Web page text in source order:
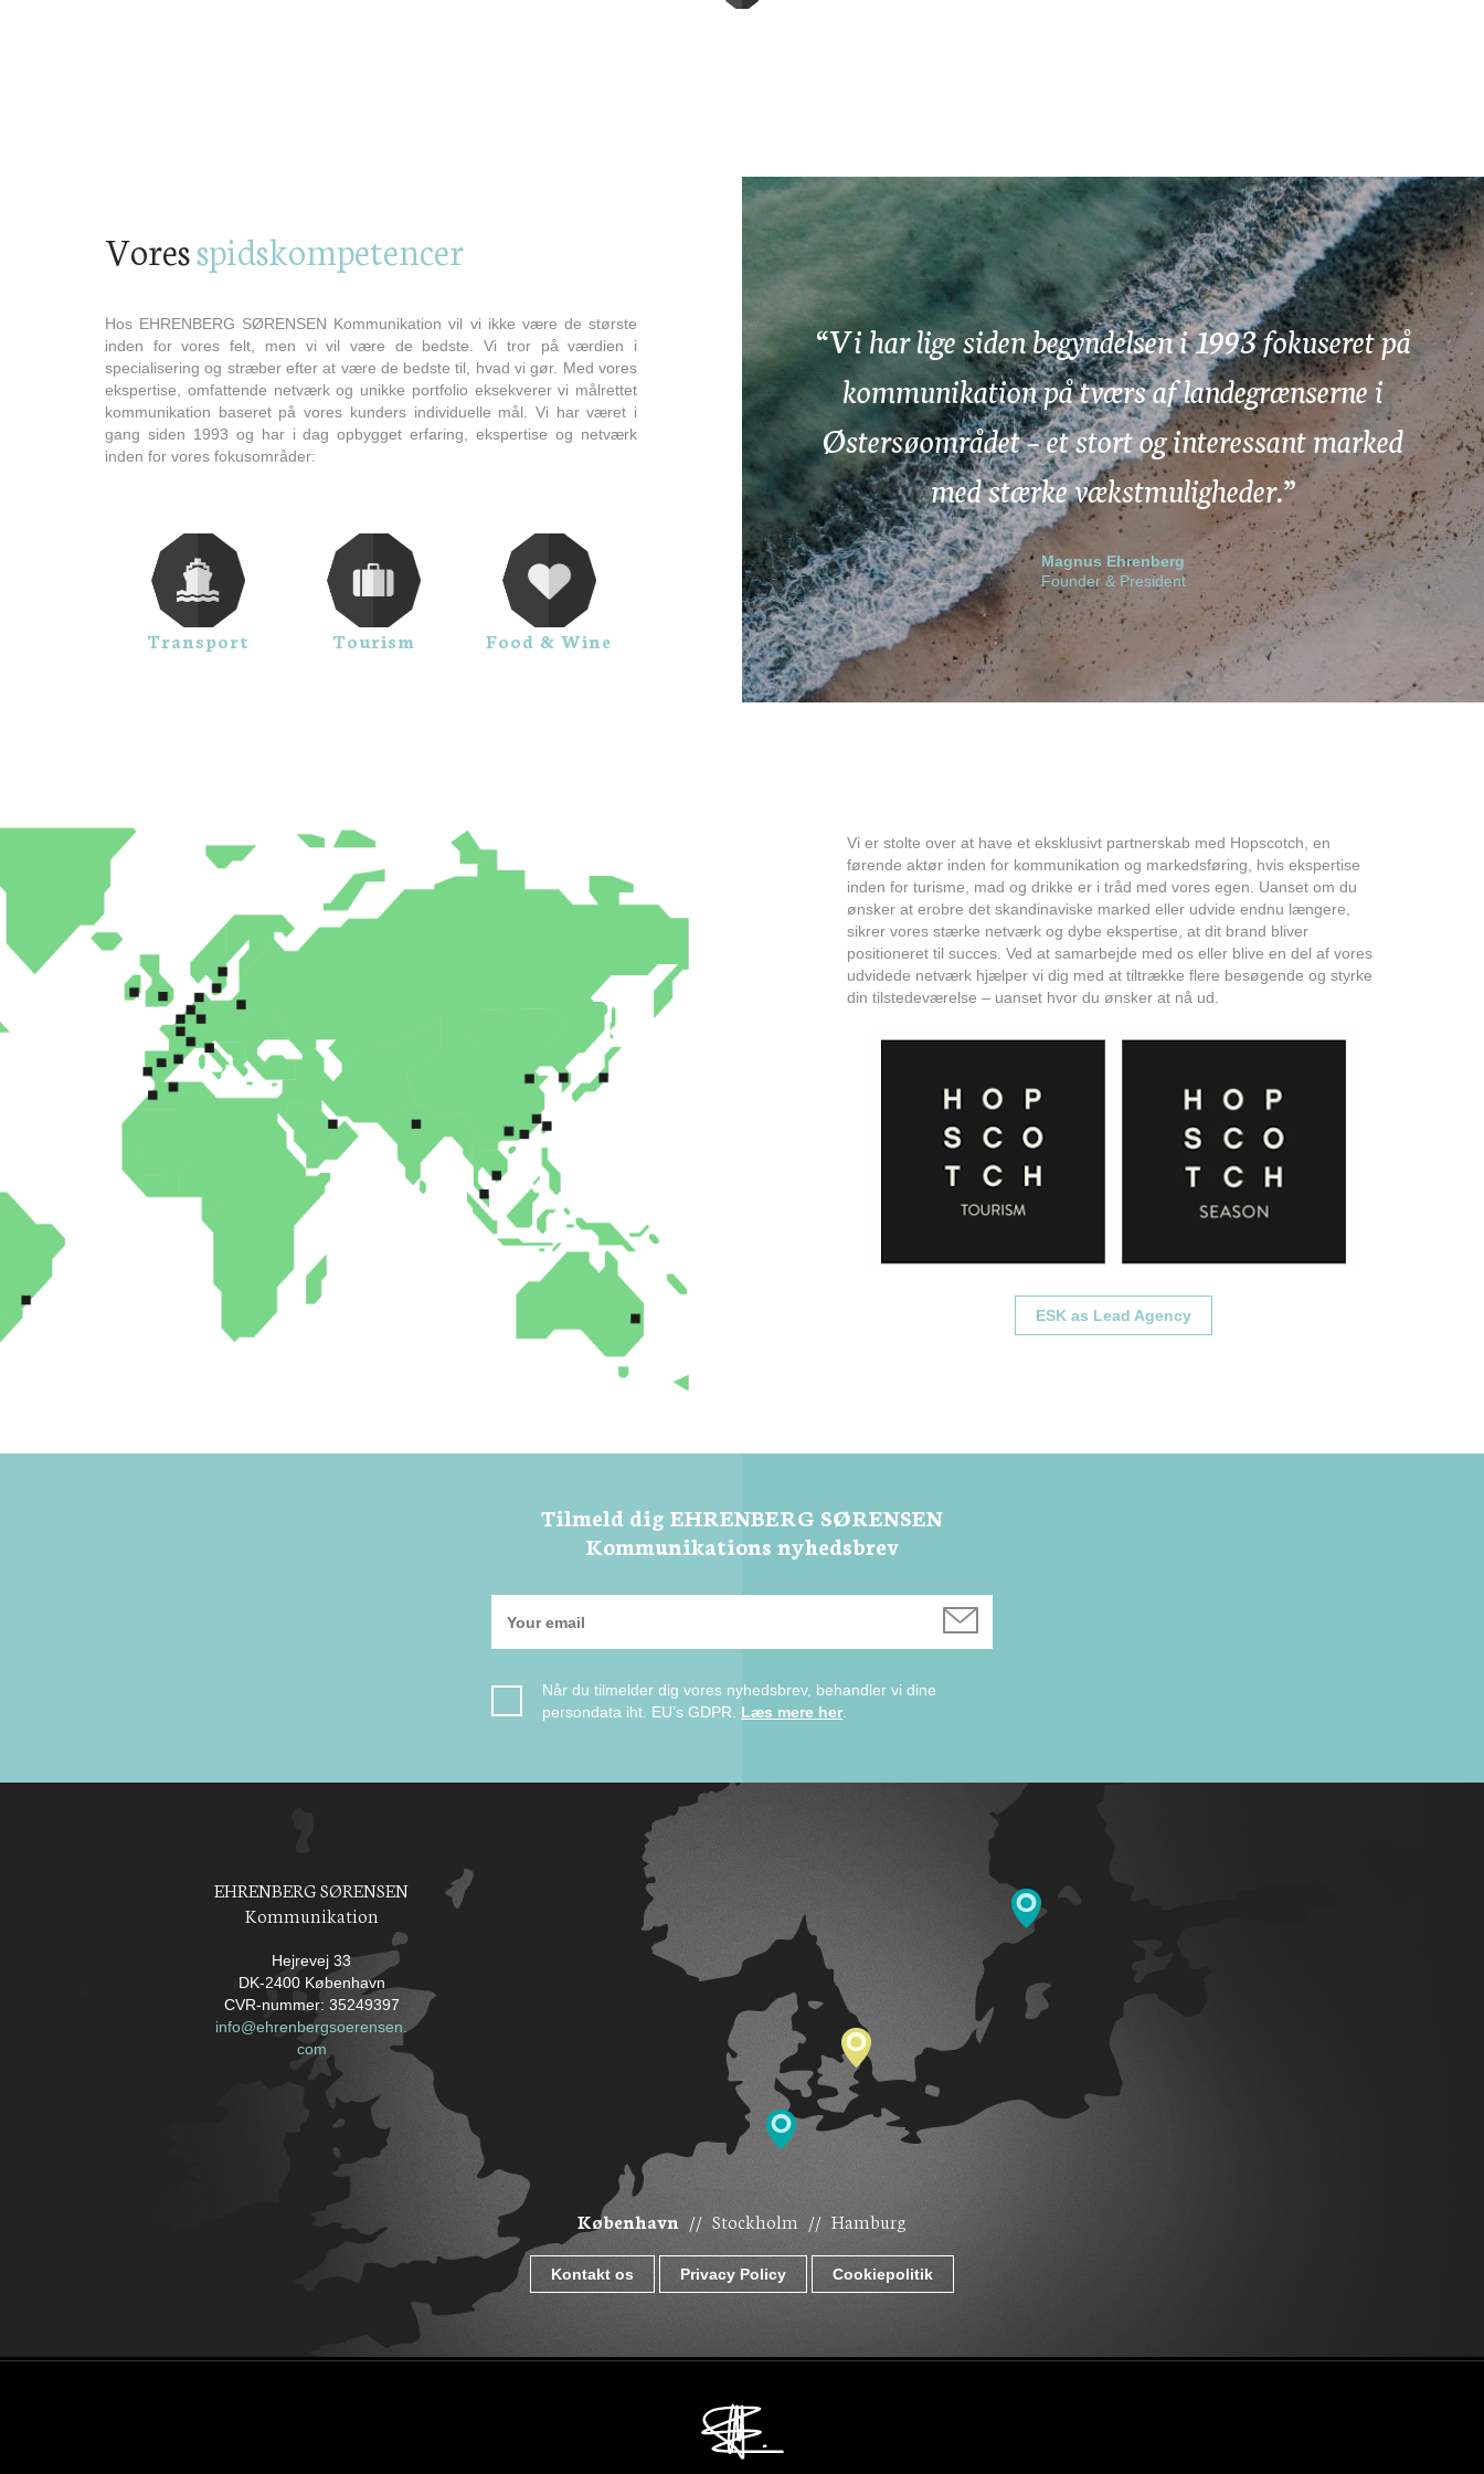
Voresspidskompetencer
Hos EHRENBERG SØRENSEN Kommunikation vil vi ikke være de største
inden for vores felt, men vi vil være de bedste. Vi tror på værdien i
specialisering og stræber efter at være de bedste til, hvad vi gør. Med vores
ekspertise, omfattende netværk og unikke portfolio eksekverer vi målrettet
kommunikation baseret på vores kunders individuelle mål. Vi har været i
gang siden 1993 og har i dag opbygget erfaring, ekspertise og netværk
inden for vores fokusområder:
Transport Tourism Food & Wine
“Vi har lige siden begyndelsen i 1993 fokuseret på
kommunikation på tværs af landegrænserne i
Østersøområdet – et stort og interessant marked
med stærke vækstmuligheder.”
Magnus Ehrenberg
Founder & President
Vi er stolte over at have et eksklusivt partnerskab med Hopscotch, en
førende aktør inden for kommunikation og markedsføring, hvis ekspertise
inden for turisme, mad og drikke er i tråd med vores egen. Uanset om du
ønsker at erobre det skandinaviske marked eller udvide endnu længere,
sikrer vores stærke netværk og dybe ekspertise, at dit brand bliver
positioneret til succes. Ved at samarbejde med os eller blive en del af vores
udvidede netværk hjælper vi dig med at tiltrække flere besøgende og styrke
din tilstedeværelse – uanset hvor du ønsker at nå ud.
ESK as Lead Agency
Tilmeld dig EHRENBERG SØRENSEN
Kommunikations nyhedsbrev
Når du tilmelder dig vores nyhedsbrev, behandler vi dine
persondata iht. EU’s GDPR. Læs mere her.
EHRENBERG SØRENSEN
Kommunikation
Hejrevej 33
DK-2400 København
CVR-nummer: 35249397
info@ehrenbergsoerensen.
com
København // Stockholm // Hamburg
Kontakt os Privacy Policy Cookiepolitik